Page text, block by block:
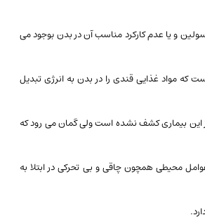
و یا عدم کارکرد مناسب آن در بدن بوجود می
که مواد غذایی قندی را در بدن به انرژی تبدیل
این بیماری کشف نشده است ولی گمان می رود که
محیطی همچون چاقی و بی تحرکی در ابتلا به